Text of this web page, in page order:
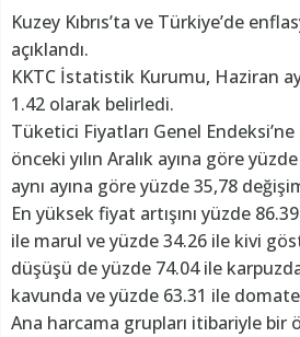
Kuzey Kıbrıs’ta ve Türkiye’de
açıklandı.
KKTC İstatistik Kurumu, Haziran
1.42 olarak belirledi.
Tüketici Fiyatları Genel
önceki yılın Aralık ayına göre
aynı ayına göre yüzde 35,78
En yüksek fiyat artışını yüzde
ile marul ve yüzde 34.26 ile kivi
düşüşü de yüzde 74.04 ile
kavunda ve yüzde 63.31 ile
Ana harcama grupları itibariyle bir